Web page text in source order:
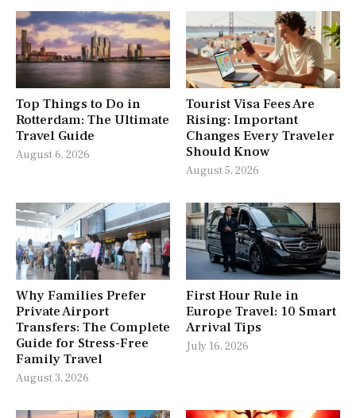
Top Things to Do in
Rotterdam: The Ultimate
Travel Guide
August 6, 2026
Tourist Visa Fees Are
Rising: Important
Changes Every Traveler
Should Know
August 5, 2026
Why Families Prefer
Private Airport
Transfers: The Complete
Guide for Stress-Free
Family Travel
August 3, 2026
First Hour Rule in
Europe Travel: 10 Smart
Arrival Tips
July 16, 2026